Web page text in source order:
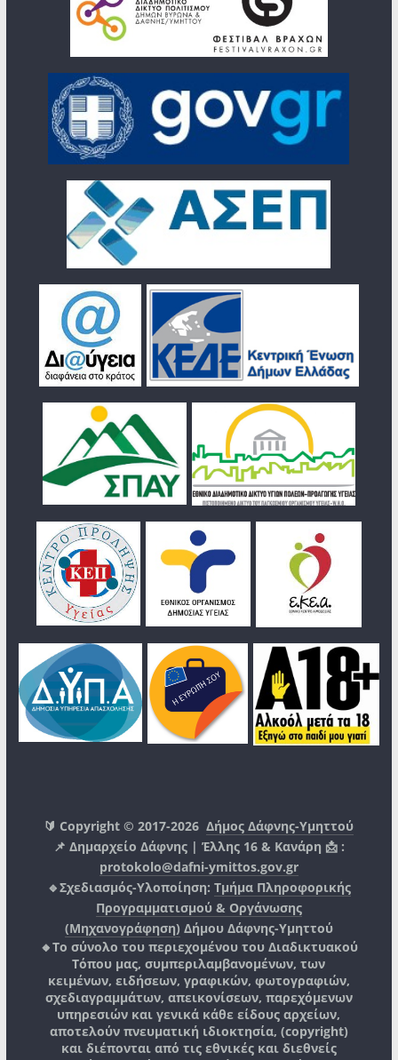
🔰 Copyright © 2017-2026Δήμος Δάφνης-Υμηττού
📌 Δημαρχείο Δάφνης | Έλλης 16 & Κανάρη 📩 :
protokolo@dafni-ymittos.gov.gr
🔹Σχεδιασμός-Υλοποίηση: Τμήμα Πληροφορικής
Προγραμματισμού & Οργάνωσης
(Μηχανογράφηση) Δήμου Δάφνης-Υμηττού
🔸Το σύνολο του περιεχομένου του Διαδικτυακού
Τόπου μας, συμπεριλαμβανομένων, των
κειμένων, ειδήσεων, γραφικών, φωτογραφιών,
σχεδιαγραμμάτων, απεικονίσεων, παρεχόμενων
υπηρεσιών και γενικά κάθε είδους αρχείων,
αποτελούν πνευματική ιδιοκτησία, (copyright)
και διέπονται από τις εθνικές και διεθνείς